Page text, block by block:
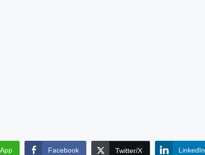
Facebook Twitter/X LinkedIn